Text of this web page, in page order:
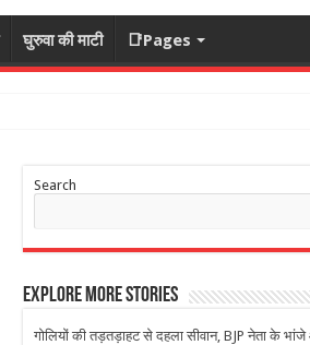
घुरुवा की माटी 📑Pages
Search
Explore More Stories
गोलियों की तड़तड़ाहट से दहला सीवान, BJP नेता के